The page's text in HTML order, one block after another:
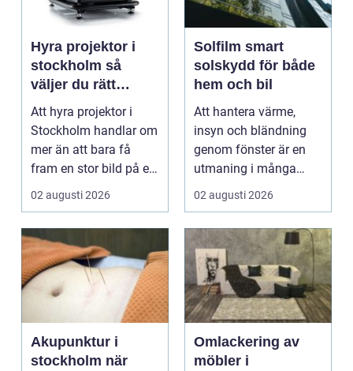
Hyra projektor i
stockholm så
väljer du rätt
lösning för ditt
event
Att hyra projektor i
Stockholm handlar om
mer än att bara få
fram en stor bild på en
duk. En bra pro...
02 augusti 2026
Solfilm smart
solskydd för både
hem och bil
Att hantera värme,
insyn och bländning
genom fönster är en
utmaning i många
svenska hem, kontor
02 augusti 2026
Akupunktur i
stockholm när
Omlackering av
möbler i